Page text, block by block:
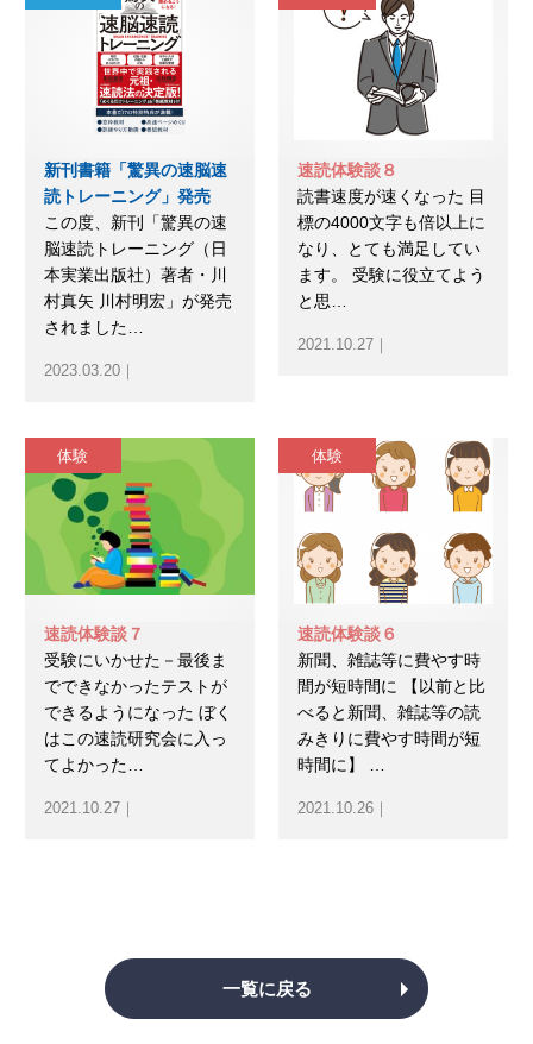
新刊書籍「驚異の速脳速
読トレーニング」発売
この度、新刊「驚異の速
脳速読トレーニング（日
本実業出版社）著者・川
村真矢 川村明宏」が発売
されました…
2023.03.20｜
速読体験談８
読書速度が速くなった 目
標の4000文字も倍以上に
なり、とても満足してい
ます。 受験に役立てよう
と思…
2021.10.27｜
体験
速読体験談７
受験にいかせた－最後ま
でできなかったテストが
できるようになった ぼく
はこの速読研究会に入っ
てよかった…
2021.10.27｜
体験
速読体験談６
新聞、雑誌等に費やす時
間が短時間に 【以前と比
べると新聞、雑誌等の読
みきりに費やす時間が短
時間に】 …
2021.10.26｜
一覧に戻る